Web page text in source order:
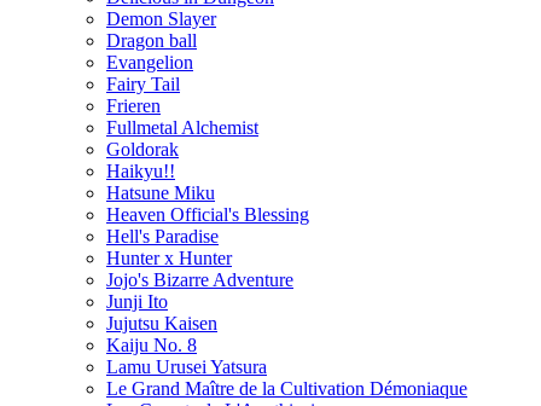
Demon Slayer
Dragon ball
Evangelion
Fairy Tail
Frieren
Fullmetal Alchemist
Goldorak
Haikyu!!
Hatsune Miku
Heaven Official's Blessing
Hell's Paradise
Hunter x Hunter
Jojo's Bizarre Adventure
Junji Ito
Jujutsu Kaisen
Kaiju No. 8
Lamu Urusei Yatsura
Le Grand Maître de la Cultivation Démoniaque